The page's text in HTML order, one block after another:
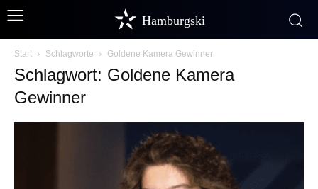
Hamburgski
Start Schlagworte Goldene Kamera Gewinner
Schlagwort: Goldene Kamera
Gewinner